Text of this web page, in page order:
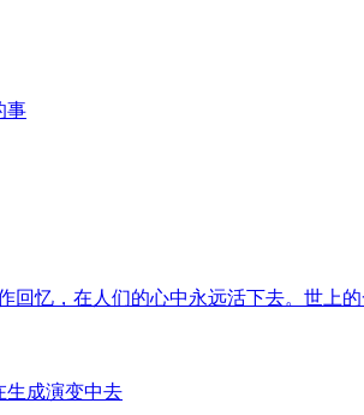
事
忆，在人们的心中永远活下去。世上
生成演变中去